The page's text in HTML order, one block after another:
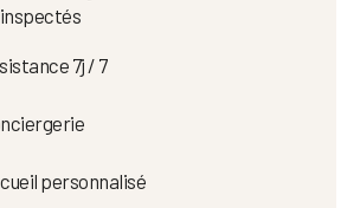
7j / 7
personnalisé